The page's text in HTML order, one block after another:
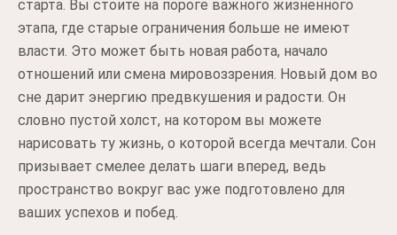
старта. Вы стоите на пороге важного жизненного
этапа, где старые ограничения больше не имеют
власти. Это может быть новая работа, начало
отношений или смена мировоззрения. Новый дом во
сне дарит энергию предвкушения и радости. Он
словно пустой холст, на котором вы можете
нарисовать ту жизнь, о которой всегда мечтали. Сон
призывает смелее делать шаги вперед, ведь
пространство вокруг вас уже подготовлено для
ваших успехов и побед.